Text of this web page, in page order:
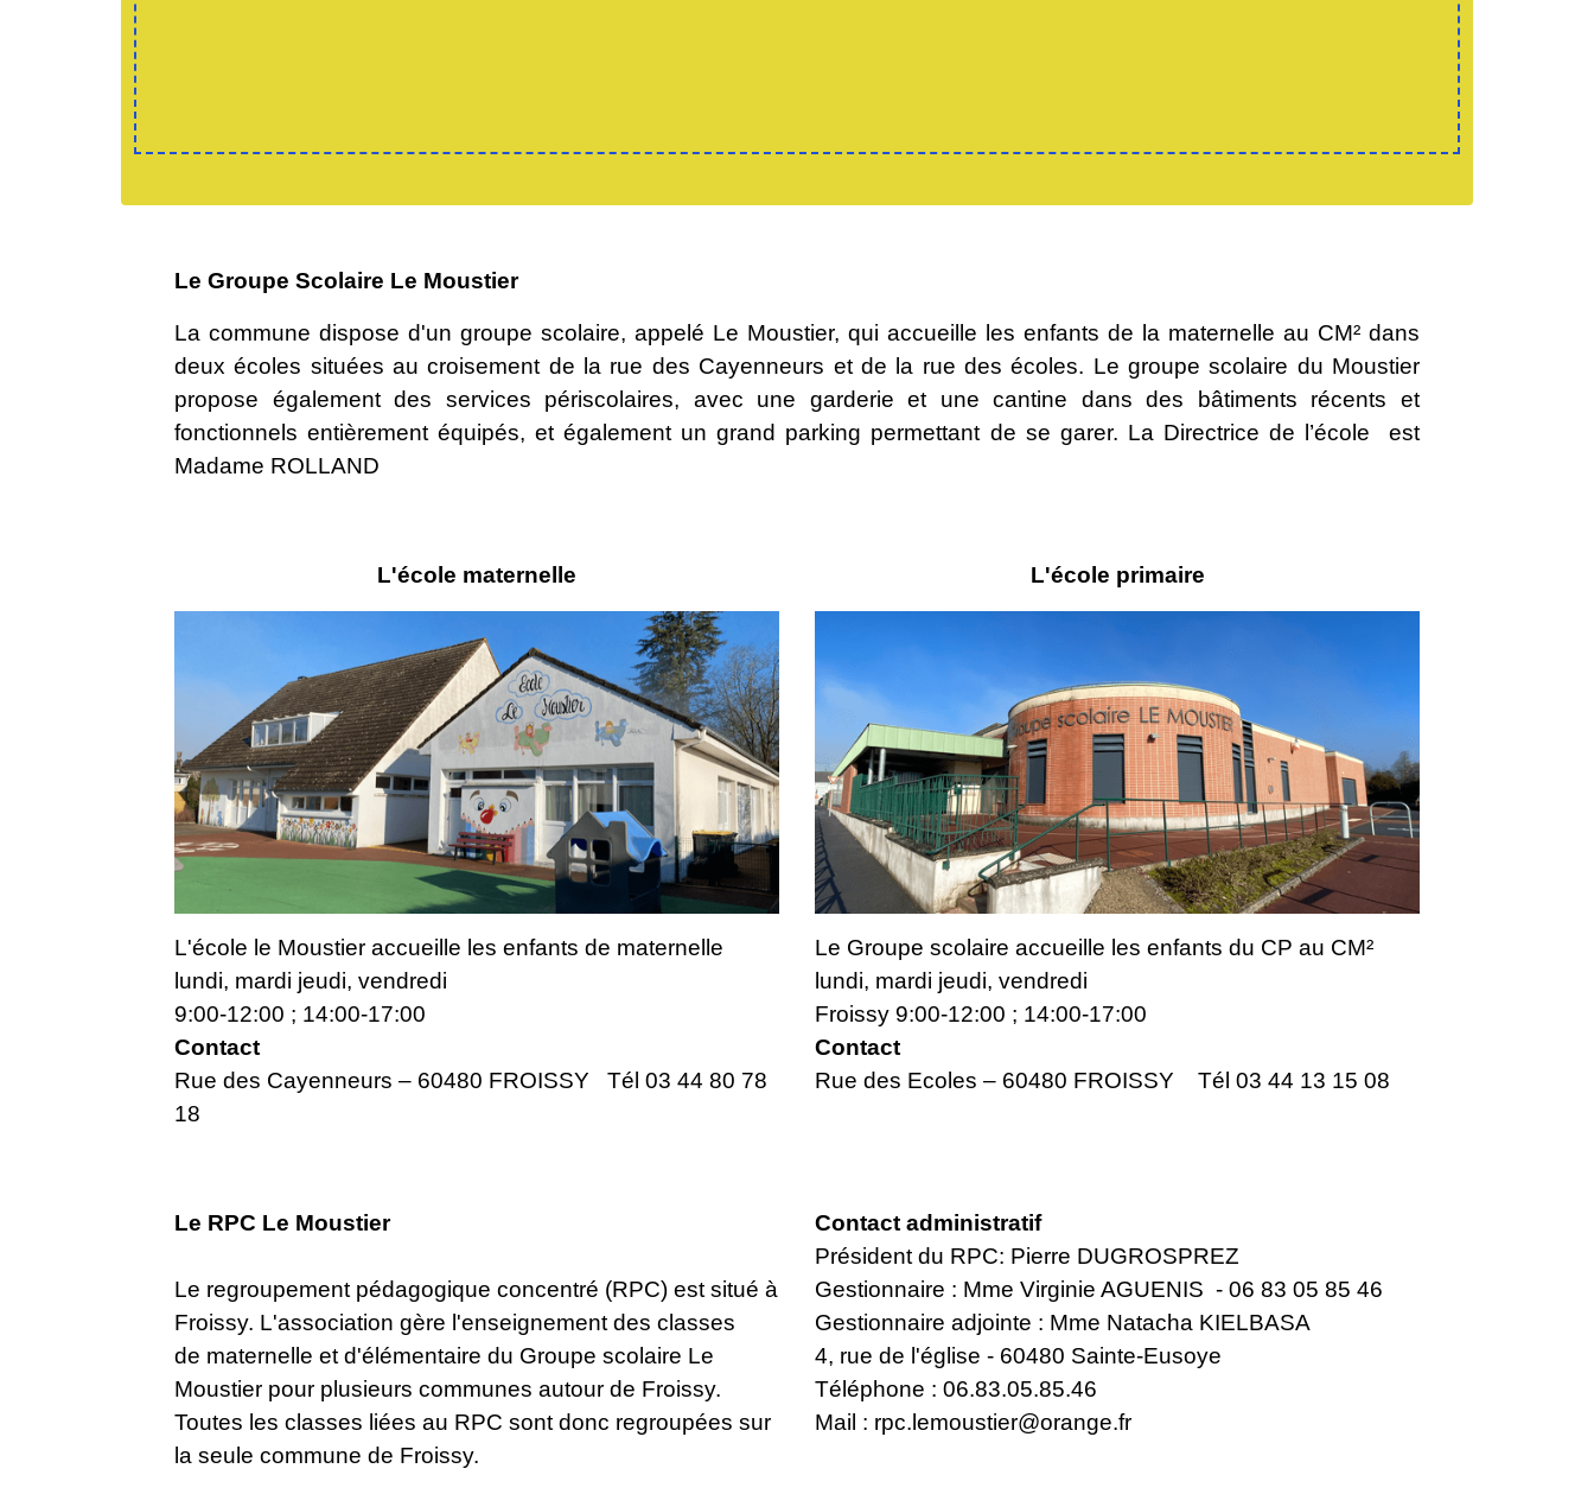
Le Groupe Scolaire Le Moustier
La commune dispose d'un groupe scolaire, appelé Le Moustier, qui accueille les enfants de la maternelle au CM² dans
deux écoles situées au croisement de la rue des Cayenneurs et de la rue des écoles. Le groupe scolaire du Moustier
propose également des services périscolaires, avec une garderie et une cantine dans des bâtiments récents et
fonctionnels entièrement équipés, et également un grand parking permettant de se garer. La Directrice de l’école est
Madame ROLLAND
L'école maternelle
L'école le Moustier accueille les enfants de maternelle
lundi, mardi jeudi, vendredi
9:00-12:00 ; 14:00-17:00
Contact
Rue des Cayenneurs – 60480 FROISSY Tél 03 44 80 78
18
L'école primaire
Le Groupe scolaire accueille les enfants du CP au CM²
lundi, mardi jeudi, vendredi
Froissy 9:00-12:00 ; 14:00-17:00
Contact
Rue des Ecoles – 60480 FROISSY Tél 03 44 13 15 08
Le RPC Le Moustier
Le regroupement pédagogique concentré (RPC) est situé à
Froissy. L'association gère l'enseignement des classes
de maternelle et d'élémentaire du Groupe scolaire Le
Moustier pour plusieurs communes autour de Froissy.
Toutes les classes liées au RPC sont donc regroupées sur
la seule commune de Froissy.
Contact administratif
Président du RPC: Pierre DUGROSPREZ
Gestionnaire : Mme Virginie AGUENIS - 06 83 05 85 46
Gestionnaire adjointe : Mme Natacha KIELBASA
4, rue de l'église - 60480 Sainte-Eusoye
Téléphone : 06.83.05.85.46
Mail : rpc.lemoustier@orange.fr